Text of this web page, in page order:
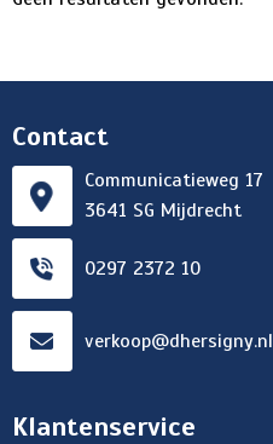
Contact
Communicatieweg 17
3641 SG Mijdrecht
0297 2372 10
verkoop@dhersigny.nl
Klantenservice